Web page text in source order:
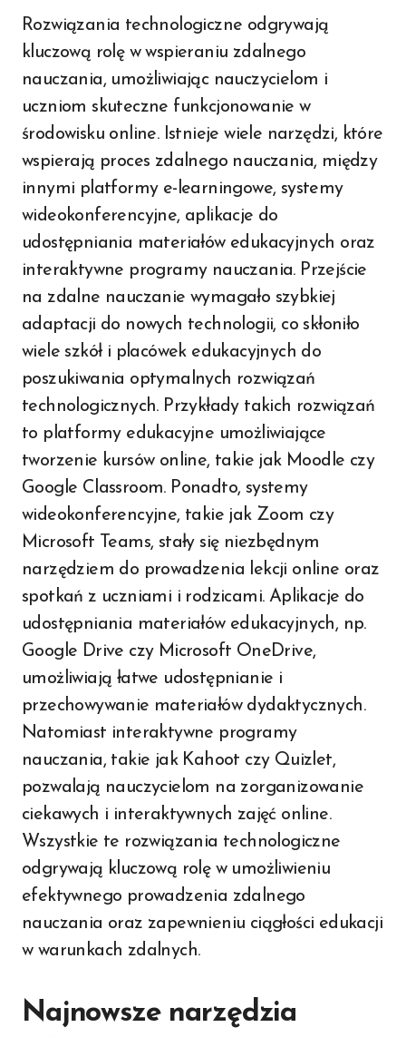
Rozwiązania technologiczne odgrywają
kluczową rolę w wspieraniu zdalnego
nauczania, umożliwiając nauczycielom i
uczniom skuteczne funkcjonowanie w
środowisku online. Istnieje wiele narzędzi, które
wspierają proces zdalnego nauczania, między
innymi platformy e-learningowe, systemy
wideokonferencyjne, aplikacje do
udostępniania materiałów edukacyjnych oraz
interaktywne programy nauczania. Przejście
na zdalne nauczanie wymagało szybkiej
adaptacji do nowych technologii, co skłoniło
wiele szkół i placówek edukacyjnych do
poszukiwania optymalnych rozwiązań
technologicznych. Przykłady takich rozwiązań
to platformy edukacyjne umożliwiające
tworzenie kursów online, takie jak Moodle czy
Google Classroom. Ponadto, systemy
wideokonferencyjne, takie jak Zoom czy
Microsoft Teams, stały się niezbędnym
narzędziem do prowadzenia lekcji online oraz
spotkań z uczniami i rodzicami. Aplikacje do
udostępniania materiałów edukacyjnych, np.
Google Drive czy Microsoft OneDrive,
umożliwiają łatwe udostępnianie i
przechowywanie materiałów dydaktycznych.
Natomiast interaktywne programy
nauczania, takie jak Kahoot czy Quizlet,
pozwalają nauczycielom na zorganizowanie
ciekawych i interaktywnych zajęć online.
Wszystkie te rozwiązania technologiczne
odgrywają kluczową rolę w umożliwieniu
efektywnego prowadzenia zdalnego
nauczania oraz zapewnieniu ciągłości edukacji
w warunkach zdalnych.
Najnowsze narzędzia